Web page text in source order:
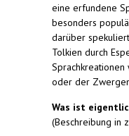
eine erfundene
besonders
darüber
Tolkien durch
oder der
Was ist
(Beschreibung in